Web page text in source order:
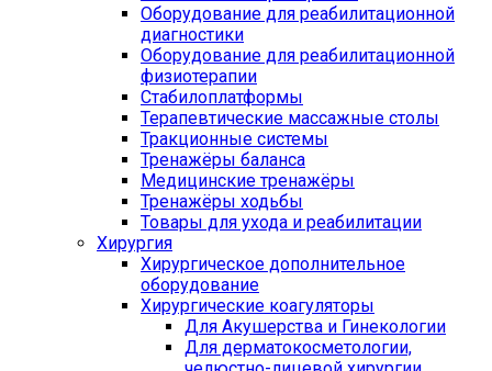
Оборудование для реабилитационной
диагностики
Оборудование для реабилитационной
физиотерапии
Стабилоплатформы
Терапевтические массажные столы
Тракционные системы
Тренажёры баланса
Медицинские тренажёры
Тренажёры ходьбы
Товары для ухода и реабилитации
Хирургия
Хирургическое дополнительное
оборудование
Хирургические коагуляторы
Для Акушерства и Гинекологии
Для дерматокосметологии,